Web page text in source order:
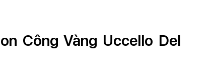
Công Vàng Uccello Del